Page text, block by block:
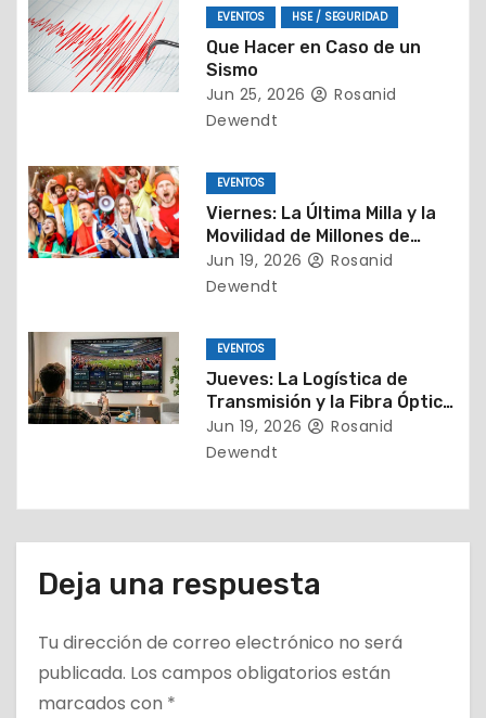
d
e
e
t
r
d
a
s
EVENTOS HSE / SEGURIDAD
Que Hacer en Caso de un
Sismo
Jun 25, 2026
Rosanid
Dewendt
EVENTOS
Viernes: La Última Milla y la
Movilidad de Millones de
Almas
Jun 19, 2026
Rosanid
Dewendt
EVENTOS
Jueves: La Logística de
Transmisión y la Fibra Óptica
Mundial
Jun 19, 2026
Rosanid
Dewendt
Deja una respuesta
Tu dirección de correo electrónico no será
publicada. Los campos obligatorios están
marcados con *